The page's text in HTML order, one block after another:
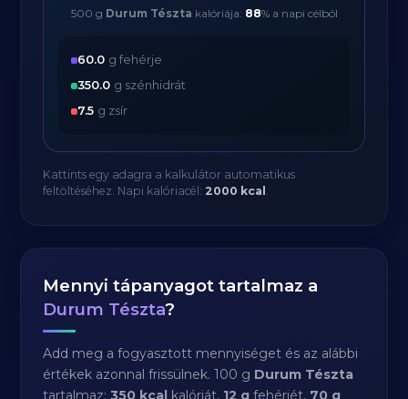
500 g Durum Tészta kalóriája: 88% a napi célból
60.0 g fehérje
350.0 g szénhidrát
7.5 g zsír
Kattints egy adagra a kalkulátor automatikus
feltöltéséhez. Napi kalóriacél: 2000 kcal .
Mennyi tápanyagot tartalmaz a
Durum Tészta?
Add meg a fogyasztott mennyiséget és az alábbi
értékek azonnal frissülnek. 100 g Durum Tészta
tartalmaz:350 kcal kalóriát, 12 g fehérjét, 70 g